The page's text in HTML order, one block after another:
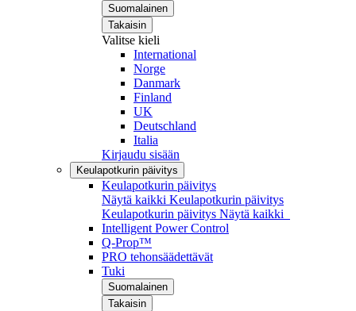
Suomalainen
Takaisin
Valitse kieli
International
Norge
Danmark
Finland
UK
Deutschland
Italia
Kirjaudu sisään
Keulapotkurin päivitys
Keulapotkurin päivitys
Näytä kaikki Keulapotkurin päivitys
Keulapotkurin päivitys Näytä kaikki
Intelligent Power Control
Q-Prop™
PRO tehonsäädettävät
Tuki
Suomalainen
Takaisin